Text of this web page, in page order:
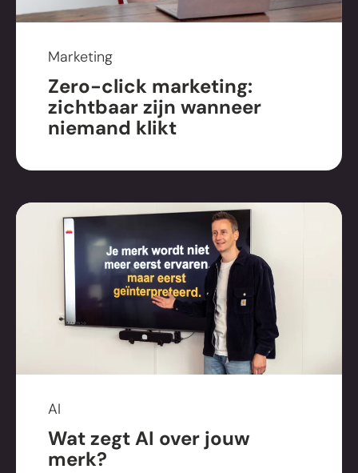
Marketing
Zero-click marketing:
zichtbaar zijn wanneer
niemand klikt
AI
Wat zegt AI over jouw
merk?